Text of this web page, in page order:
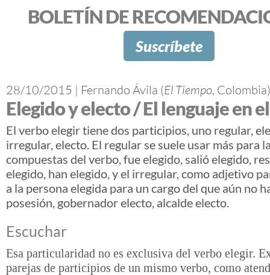
NOTICIAS
SOBRE LA FUNDÉURAE
FundéuRAE es una fundación patrocinada por la
el buen uso del español en los medios de
Internet.
BOLETÍN DE
Suscríbete
28/10/2015 | Fernando Ávila (El Tiempo, Colombia)
Elegido y electo / El lenguaje en
El verbo elegir tiene dos participios, uno regular,
irregular, electo. El regular se suele usar más para
compuestas del verbo, fue elegido, salió elegido,
elegido, han elegido, y el irregular, como adjetivo
a la persona elegida para un cargo del que aún no
posesión, gobernador electo, alcalde electo.
Escuchar
Esa particularidad no es exclusiva del verbo elegir.
parejas de participios de un mismo verbo, como